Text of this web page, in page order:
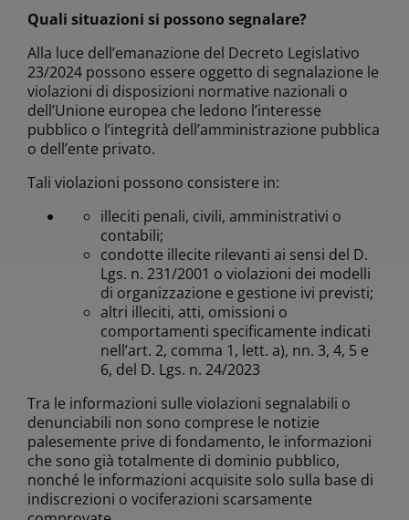
Quali situazioni si possono segnalare? ​
Alla luce dell’emanazione del Decreto Legislativo
23/2024 possono essere oggetto di segnalazione le
violazioni di disposizioni normative nazionali o
dell’Unione europea che ledono l’interesse
pubblico o l’integrità dell’amministrazione pubblica
o dell’ente privato.
Tali violazioni possono consistere in:
illeciti penali, civili, amministrativi o
contabili;
condotte illecite rilevanti ai sensi del D.
Lgs. n. 231/2001 o violazioni dei modelli
di organizzazione e gestione ivi previsti;
altri illeciti, atti, omissioni o
comportamenti specificamente indicati
nell’art. 2, comma 1, lett. a), nn. 3, 4, 5 e
6, del D. Lgs. n. 24/2023
Tra le informazioni sulle violazioni segnalabili o
denunciabili non sono comprese le notizie
palesemente prive di fondamento, le informazioni
che sono già totalmente di dominio pubblico,
nonché le informazioni acquisite solo sulla base di
indiscrezioni o vociferazioni scarsamente